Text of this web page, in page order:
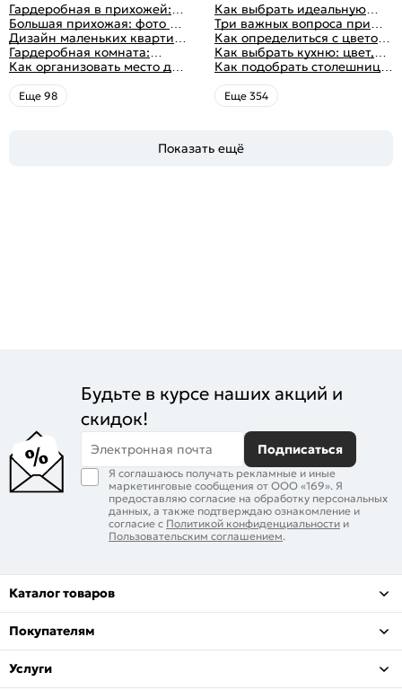
Гардеробная в прихожей:
виды, фото в интерьере,
идеи дизайна
Большая прихожая: фото с
функциональным
распределением дизайна
Дизайн маленьких квартир:
10 идей для дизайна
интерьера с фото
Гардеробная комната:
дизайн, планировка, советы
по обустройству,
распространенные ошибки
Как организовать место для
хранения на балконе
Eще 98
Как выбрать идеальную
планировку для кухни
Три важных вопроса при
выборе кухни: готовка,
посуда, комфорт
Как определиться с цветом
кухни: светлые, темные,
яркие
Как выбрать кухню: цвет,
планировка, аксессуары
Как подобрать столешницу
для кухни по цвету
Eще 354
Показать ещё
Будьте в курсе наших акций и
скидок!
Электронная почта Подписаться
Я соглашаюсь получать рекламные и иные
маркетинговые сообщения от ООО «169». Я
предоставляю согласие на обработку персональных
данных, а также подтверждаю ознакомление и
согласие с Политикой конфиденциальности и
Пользовательским соглашением.
Каталог товаров
Покупателям
Услуги